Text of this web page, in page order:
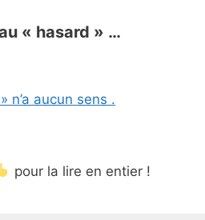
« hasard » …
n’a aucun sens .
pour la lire en entier !